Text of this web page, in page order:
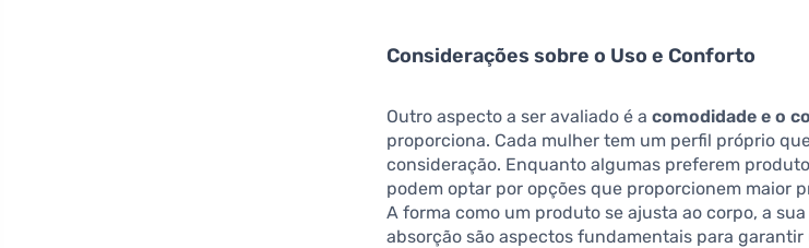
Considerações sobre o Uso e Conforto
Outro aspecto a ser avaliado é acomodidade e o
proporciona. Cada mulher tem um perfil próprio
consideração. Enquanto algumas preferem
podem optar por opções que proporcionem maior
A forma como um produto se ajusta ao corpo, a
absorção são aspectos fundamentais para